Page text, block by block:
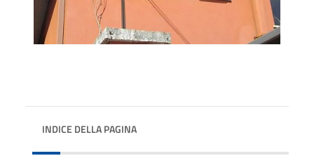
INDICE DELLA PAGINA